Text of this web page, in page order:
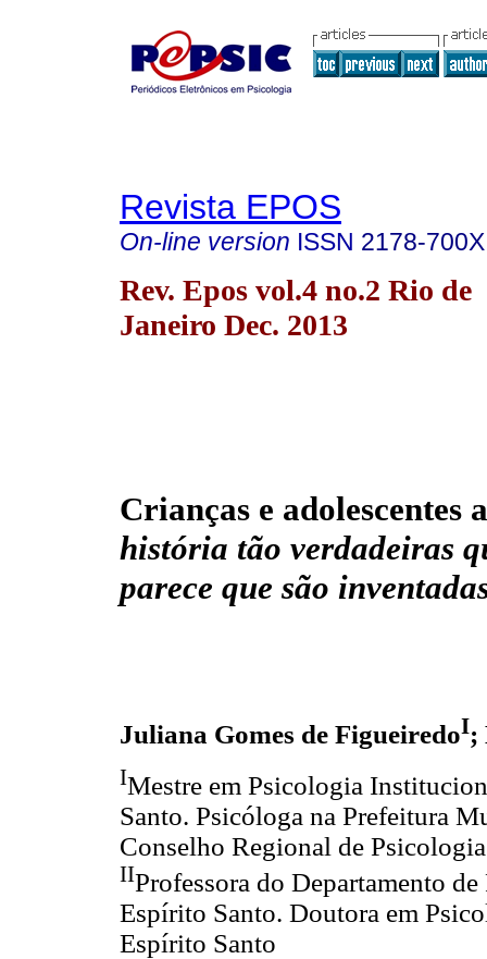
Revista EPOS
On-line version ISSN 2178-700X
Rev. Epos vol.4 no.2 Rio de
Janeiro Dec. 2013
Crianças e adolescentes
história tão verdadeiras
parece que são
Juliana Gomes de FigueiredoI;
IMestre em Psicologia
Santo. Psicóloga na Prefeitura
Conselho Regional de
IIProfessora do Departamento
Espírito Santo. Doutora em
Espírito Santo